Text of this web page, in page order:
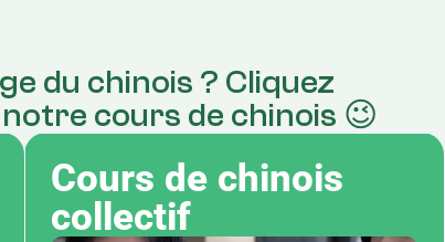
du chinois ? Cliquez
cours de chinois 😉
Cours de chinois
collectif